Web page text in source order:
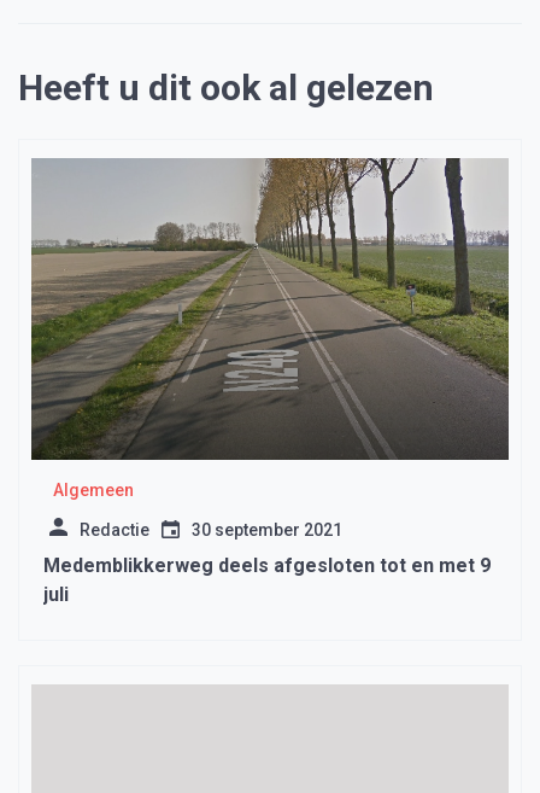
Heeft u dit ook al gelezen
Algemeen
Redactie 30 september 2021
Medemblikkerweg deels afgesloten tot en met 9
juli